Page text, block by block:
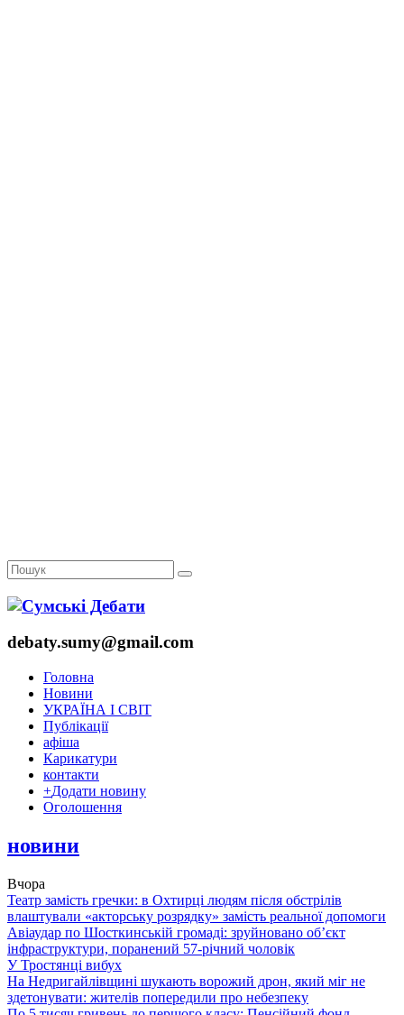
debaty.sumy@gmail.com
Головна
Новини
УКРАЇНА І СВІТ
Публікації
афіша
Карикатури
контакти
+Додати новину
Оголошення
новини
Вчора
Театр замість гречки: в Охтирці людям після обстрілів
влаштували «акторську розрядку» замість реальної допомоги
Авіаудар по Шосткинській громаді: зруйновано об’єкт
інфраструктури, поранений 57-річний чоловік
У Тростянці вибух
На Недригайлівщині шукають ворожий дрон, який міг не
здетонувати: жителів попередили про небезпеку